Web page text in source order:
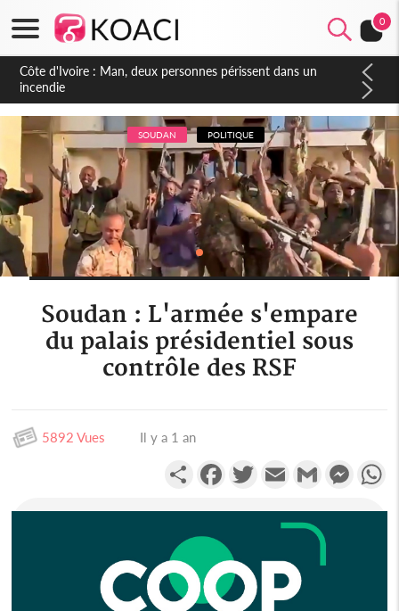
0
Côte d'Ivoire : Séileu, la célébration de la fête nationale
transformée en vaste campagne contre les produits
dépigmentants dangereux
SOUDAN POLITIQUE
Soudan : L'armée s'empare
du palais présidentiel sous
contrôle des RSF
5892 Vues Il y a 1 an
PartagerFacebookTwitterEmail Gmail